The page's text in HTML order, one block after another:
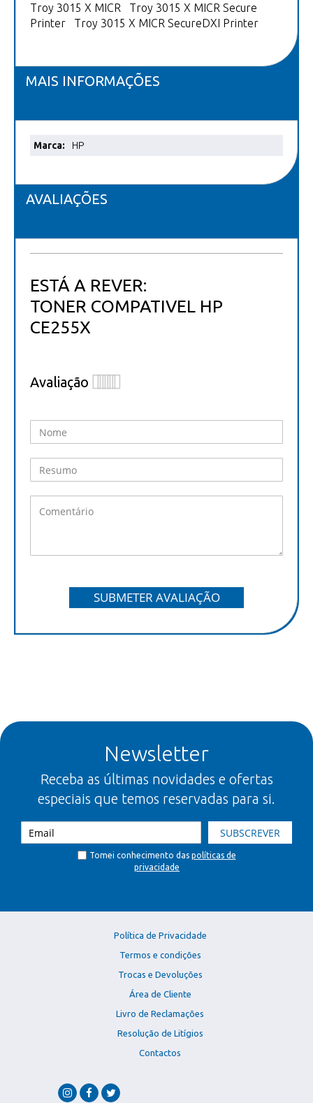
Troy 3015 X MICR Troy 3015 X MICR Secure
Printer Troy 3015 X MICR SecureDXI Printer
MAIS INFORMAÇÕES
Mais
HP
AVALIAÇÕES
ESTÁ A REVER:
TONER COMPATIVEL HP
CE255X
Avaliação
SUBMETER AVALIAÇÃO
Newsletter
Receba as últimas novidades e ofertas
especiais que temos reservadas para si.
SUBSCREVER
Tomei conhecimento das políticas de
privacidade
Política de Privacidade
Termos e condições
Trocas e Devoluções
Área de Cliente
Livro de Reclamações
Resolução de Litígios
Contactos